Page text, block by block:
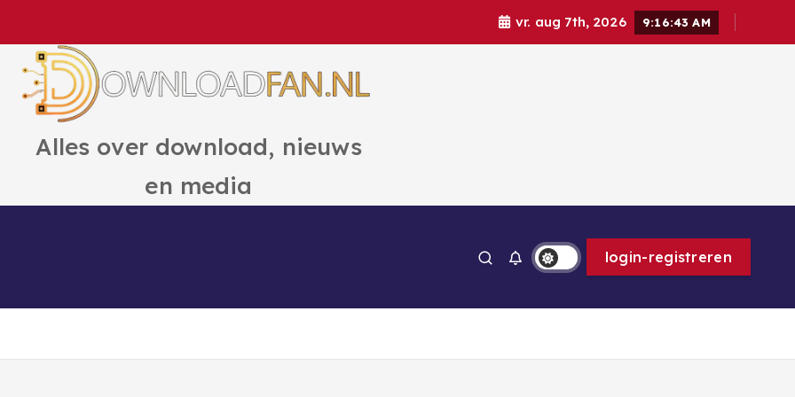
vr. aug 7th, 2026 9:16:44 AM
Alles over download, nieuws
en media
login-registreren